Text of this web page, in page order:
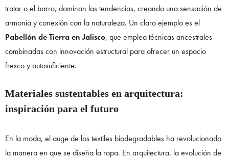
tratar o el barro, dominan las tendencias, creando una sensación de
armonía y conexión con la naturaleza. Un claro ejemplo es el
Pabellón de Tierra en Jalisco, que emplea técnicas ancestrales
combinadas con innovación estructural para ofrecer un espacio
fresco y autosuficiente.
Materiales sustentables en arquitectura:
inspiración para el futuro
En la moda, el auge de los textiles biodegradables ha revolucionado
la manera en que se diseña la ropa. En arquitectura, la evolución de